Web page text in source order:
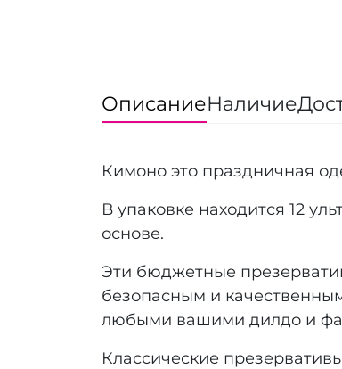
ОписаниеНаличие
Кимоно это праздничная
В упаковке находится 12
основе.
Эти бюджетные
безопасным и
любыми вашими дилдо и
Классические